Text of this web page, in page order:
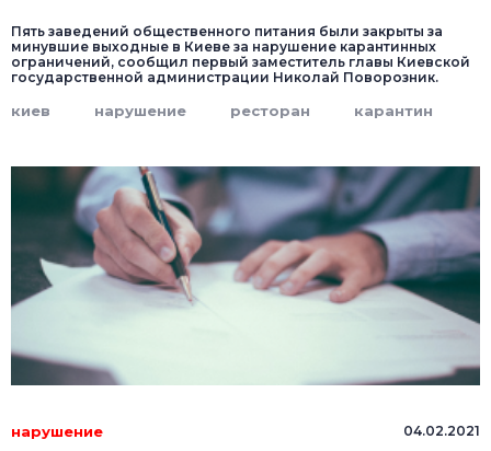
Пять заведений общественного питания были закрыты за
минувшие выходные в Киеве за нарушение карантинных
ограничений, сообщил первый заместитель главы Киевской
государственной администрации Николай Поворозник.
киев нарушение ресторан карантин
нарушение 04.02.2021